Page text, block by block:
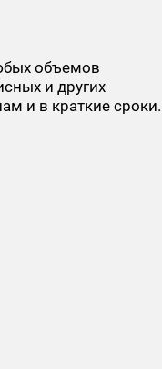
объемов
и других
и в краткие сроки.